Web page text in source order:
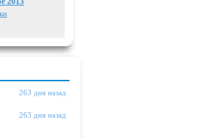
263 дня назад
263 дня назад